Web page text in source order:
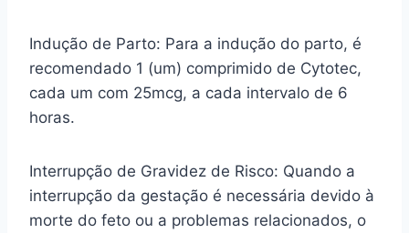
Indução de Parto: Para a indução do parto, é
recomendado 1 (um) comprimido de Cytotec,
cada um com 25mcg, a cada intervalo de 6
horas.
Interrupção de Gravidez de Risco: Quando a
interrupção da gestação é necessária devido à
morte do feto ou a problemas relacionados, o